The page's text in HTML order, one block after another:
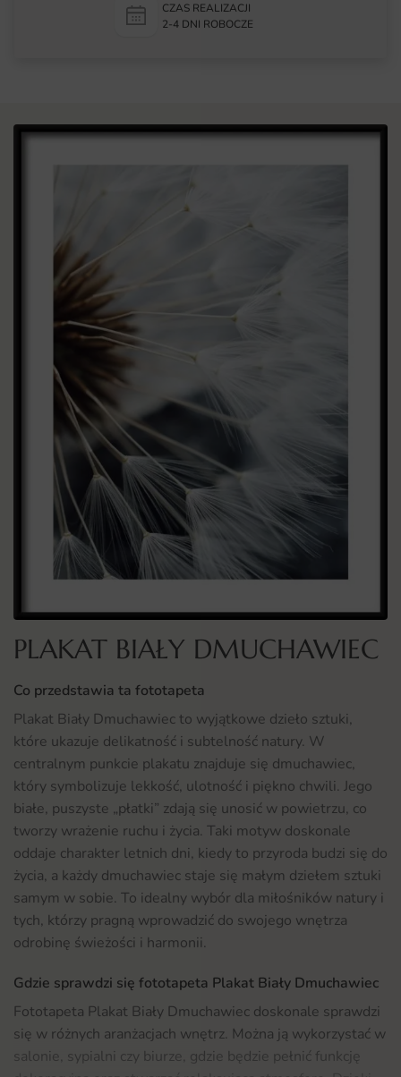
CZAS REALIZACJI
2-4 DNI ROBOCZE
PLAKAT BIAŁY DMUCHAWIEC
Co przedstawia ta fototapeta
Plakat Biały Dmuchawiec to wyjątkowe dzieło sztuki,
które ukazuje delikatność i subtelność natury. W
centralnym punkcie plakatu znajduje się dmuchawiec,
który symbolizuje lekkość, ulotność i piękno chwili. Jego
białe, puszyste „płatki” zdają się unosić w powietrzu, co
tworzy wrażenie ruchu i życia. Taki motyw doskonale
oddaje charakter letnich dni, kiedy to przyroda budzi się do
życia, a każdy dmuchawiec staje się małym dziełem sztuki
samym w sobie. To idealny wybór dla miłośników natury i
tych, którzy pragną wprowadzić do swojego wnętrza
odrobinę świeżości i harmonii.
Gdzie sprawdzi się fototapeta Plakat Biały Dmuchawiec
Fototapeta Plakat Biały Dmuchawiec doskonale sprawdzi
się w różnych aranżacjach wnętrz. Można ją wykorzystać w
salonie, sypialni czy biurze, gdzie będzie pełnić funkcję